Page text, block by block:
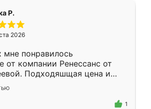
Р.
2026
мне понравилось
от компании Ренессанс от
Подходяшщая цена и
изготовления. Приехавший
Владислав
моему эскизу самый
1